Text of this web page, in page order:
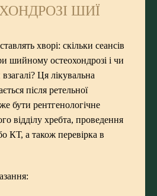
ШИЇ
хворі: скільки сеансів
шийному остеохондрозі і чи
Ця лікувальна
після ретельної
бути рентгенологічне
відділу хребта, проведення
КТ, а також перевірка в